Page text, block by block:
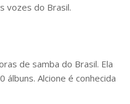
vozes do Brasil.
de samba do Brasil. Ela
Alcione é conhecida